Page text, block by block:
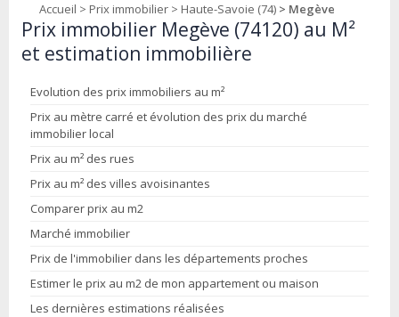
Accueil > Prix immobilier > Haute-Savoie (74) > Megève
Prix immobilier Megève (74120) au M²
et estimation immobilière
Evolution des prix immobiliers au m²
Prix au mètre carré et évolution des prix du marché
immobilier local
Prix au m² des rues
Prix au m² des villes avoisinantes
Comparer prix au m2
Marché immobilier
Prix de l'immobilier dans les départements proches
Estimer le prix au m2 de mon appartement ou maison
Les dernières estimations réalisées